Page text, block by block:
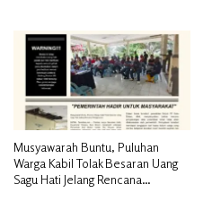
Musyawarah Buntu, Puluhan
Warga Kabil Tolak Besaran Uang
Sagu Hati Jelang Rencana